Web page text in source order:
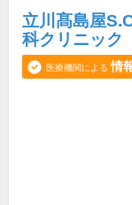
立川髙島屋
科クリニック
医療機関による 情